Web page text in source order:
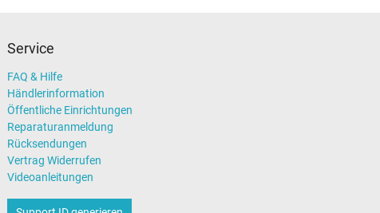
Service
FAQ & Hilfe
Händlerinformation
Öffentliche Einrichtungen
Reparaturanmeldung
Rücksendungen
Vertrag Widerrufen
Videoanleitungen